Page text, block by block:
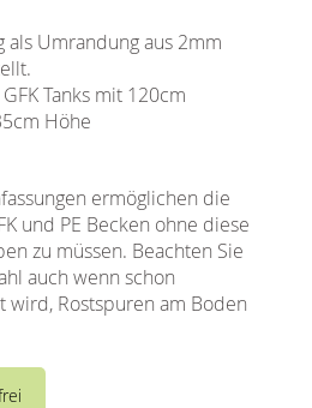
als Umrandung aus 2mm
Tanks mit 120cm
Höhe
ermöglichen die
und PE Becken ohne diese
zu müssen. Beachten Sie
auch wenn schon
wird, Rostspuren am Boden